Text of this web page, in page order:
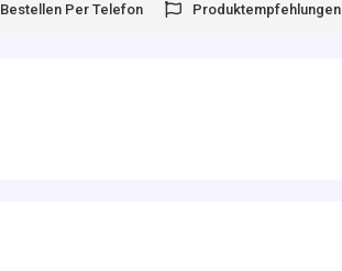
Bestellen Per Telefon Produktempfehlungen